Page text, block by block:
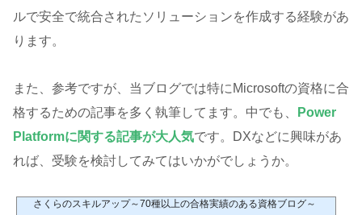
ルで安全で統合されたソリューションを作成する経験があ
ります。
また、参考ですが、当ブログでは特にMicrosoftの資格に合
格するための記事を多く執筆してます。中でも、
Power
Platformに関する記事が大人気です。DXなどに興味があ
れば、受験を検討してみてはいかがでしょうか。
さくらのスキルアップ～70種以上の合格実績のある資格ブログ～